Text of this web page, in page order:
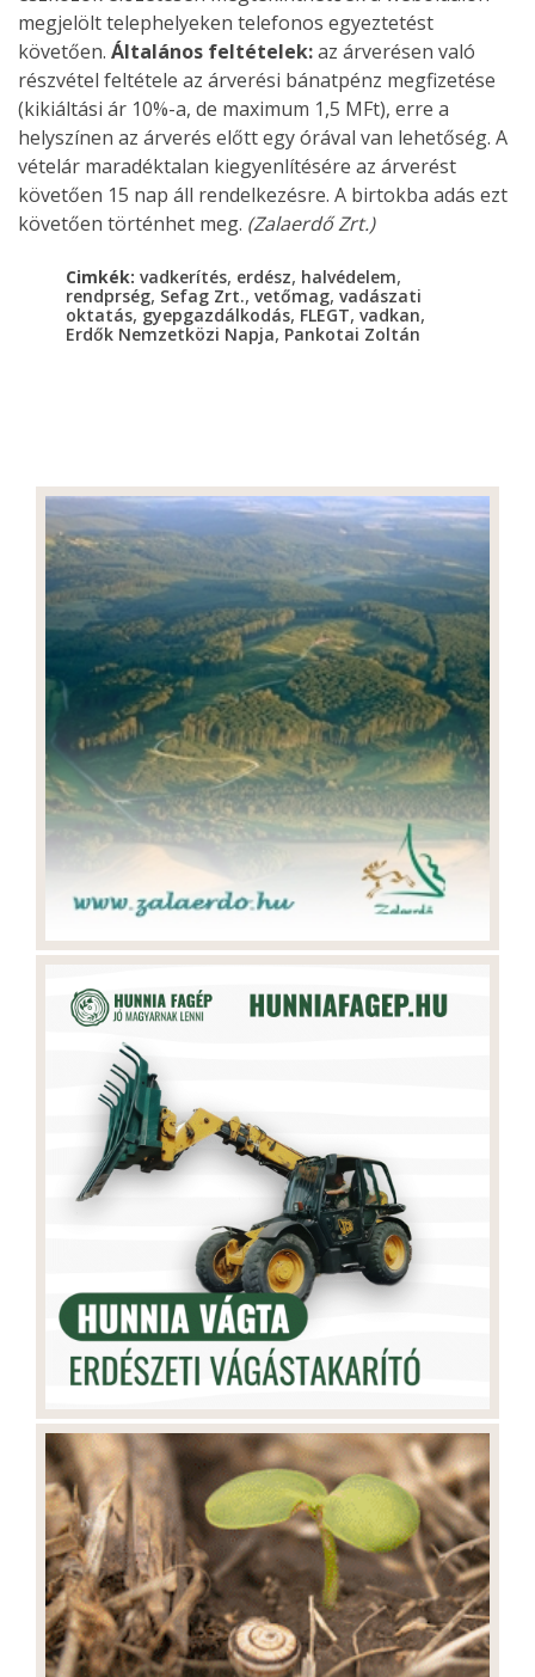
megjelölt telephelyeken telefonos egyeztetést
követően. Általános feltételek:az árverésen való
részvétel feltétele az árverési bánatpénz megfizetése
(kikiáltási ár 10%-a, de maximum 1,5 MFt), erre a
helyszínen az árverés előtt egy órával van lehetőség. A
vételár maradéktalan kiegyenlítésére az árverést
követően 15 nap áll rendelkezésre. A birtokba adás ezt
követően történhet meg. (Zalaerdő Zrt.)
Cimkék: vadkerítés, erdész, halvédelem,
rendprség, Sefag Zrt., vetőmag, vadászati
oktatás,gyepgazdálkodás, FLEGT, vadkan,
Erdők Nemzetközi Napja, Pankotai Zoltán